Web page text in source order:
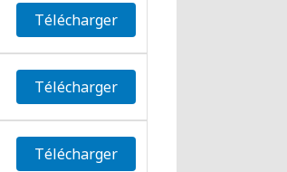
Télécharger
Télécharger
Télécharger